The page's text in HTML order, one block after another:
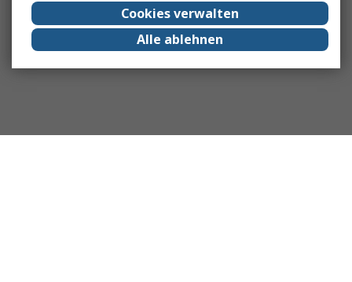
Cookies verwalten
Alle ablehnen